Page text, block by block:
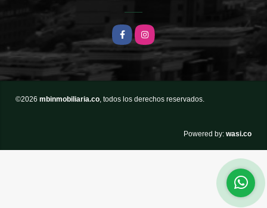
FacebookInstagram
©2026 mbinmobiliaria.co , todos los derechos reservados.
Powered by: wasi.co